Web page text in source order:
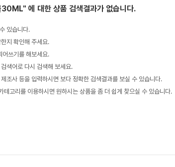
30ML" 에 대한 상품 검색결과가 없습니다.
있습니다.
지 확인해 주세요.
어쓰기를 해보세요.
색어로 다시 검색해 보세요.
조사 등을 입력하시면 보다 정확한 검색결과를 보실 수 있습니다.
테고리를 이용하시면 원하시는 상품을 좀 더 쉽게 찾으실 수 있습니다.